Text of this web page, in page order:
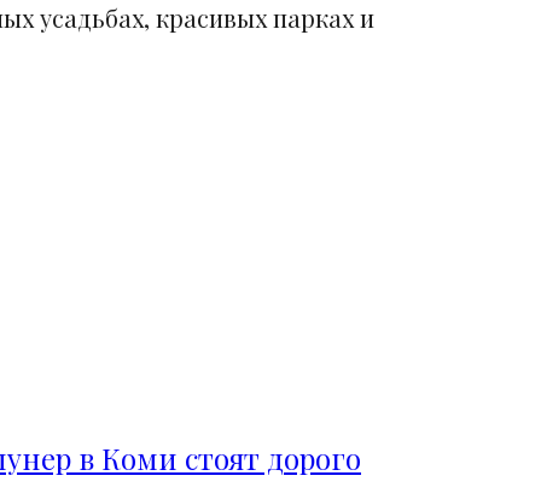
усадьбах, красивых парках и
в Коми стоят дорого